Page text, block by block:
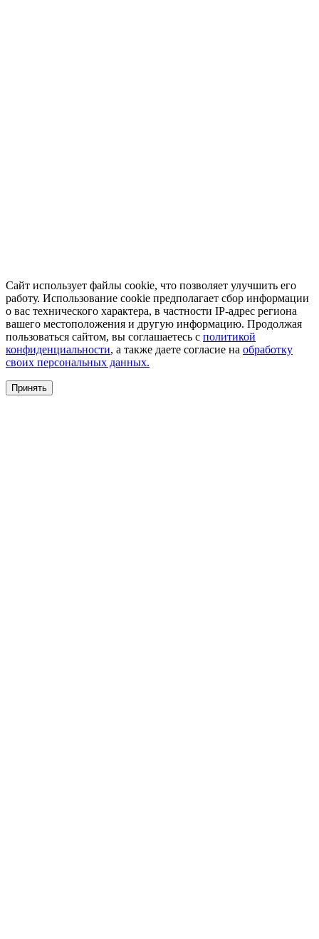
Сайт использует файлы cookie, что позволяет улучшить его
работу. Использование cookie предполагает сбор информации
о вас технического характера, в частности IP-адрес региона
вашего местоположения и другую информацию. Продолжая
пользоваться сайтом, вы соглашаетесь с политикой
конфиденциальности, а также даете согласие на обработку
своих персональных данных.
Принять